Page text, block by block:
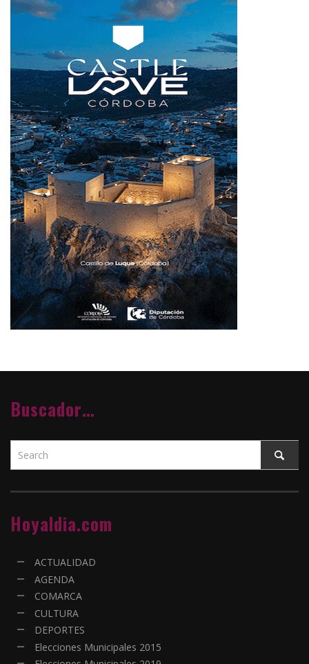
Buscador…
Hoyaldia.com
ACTUALIDAD
AGENDA
COMARCA
CULTURA
DEPORTES
Elecciones Municipales 2015